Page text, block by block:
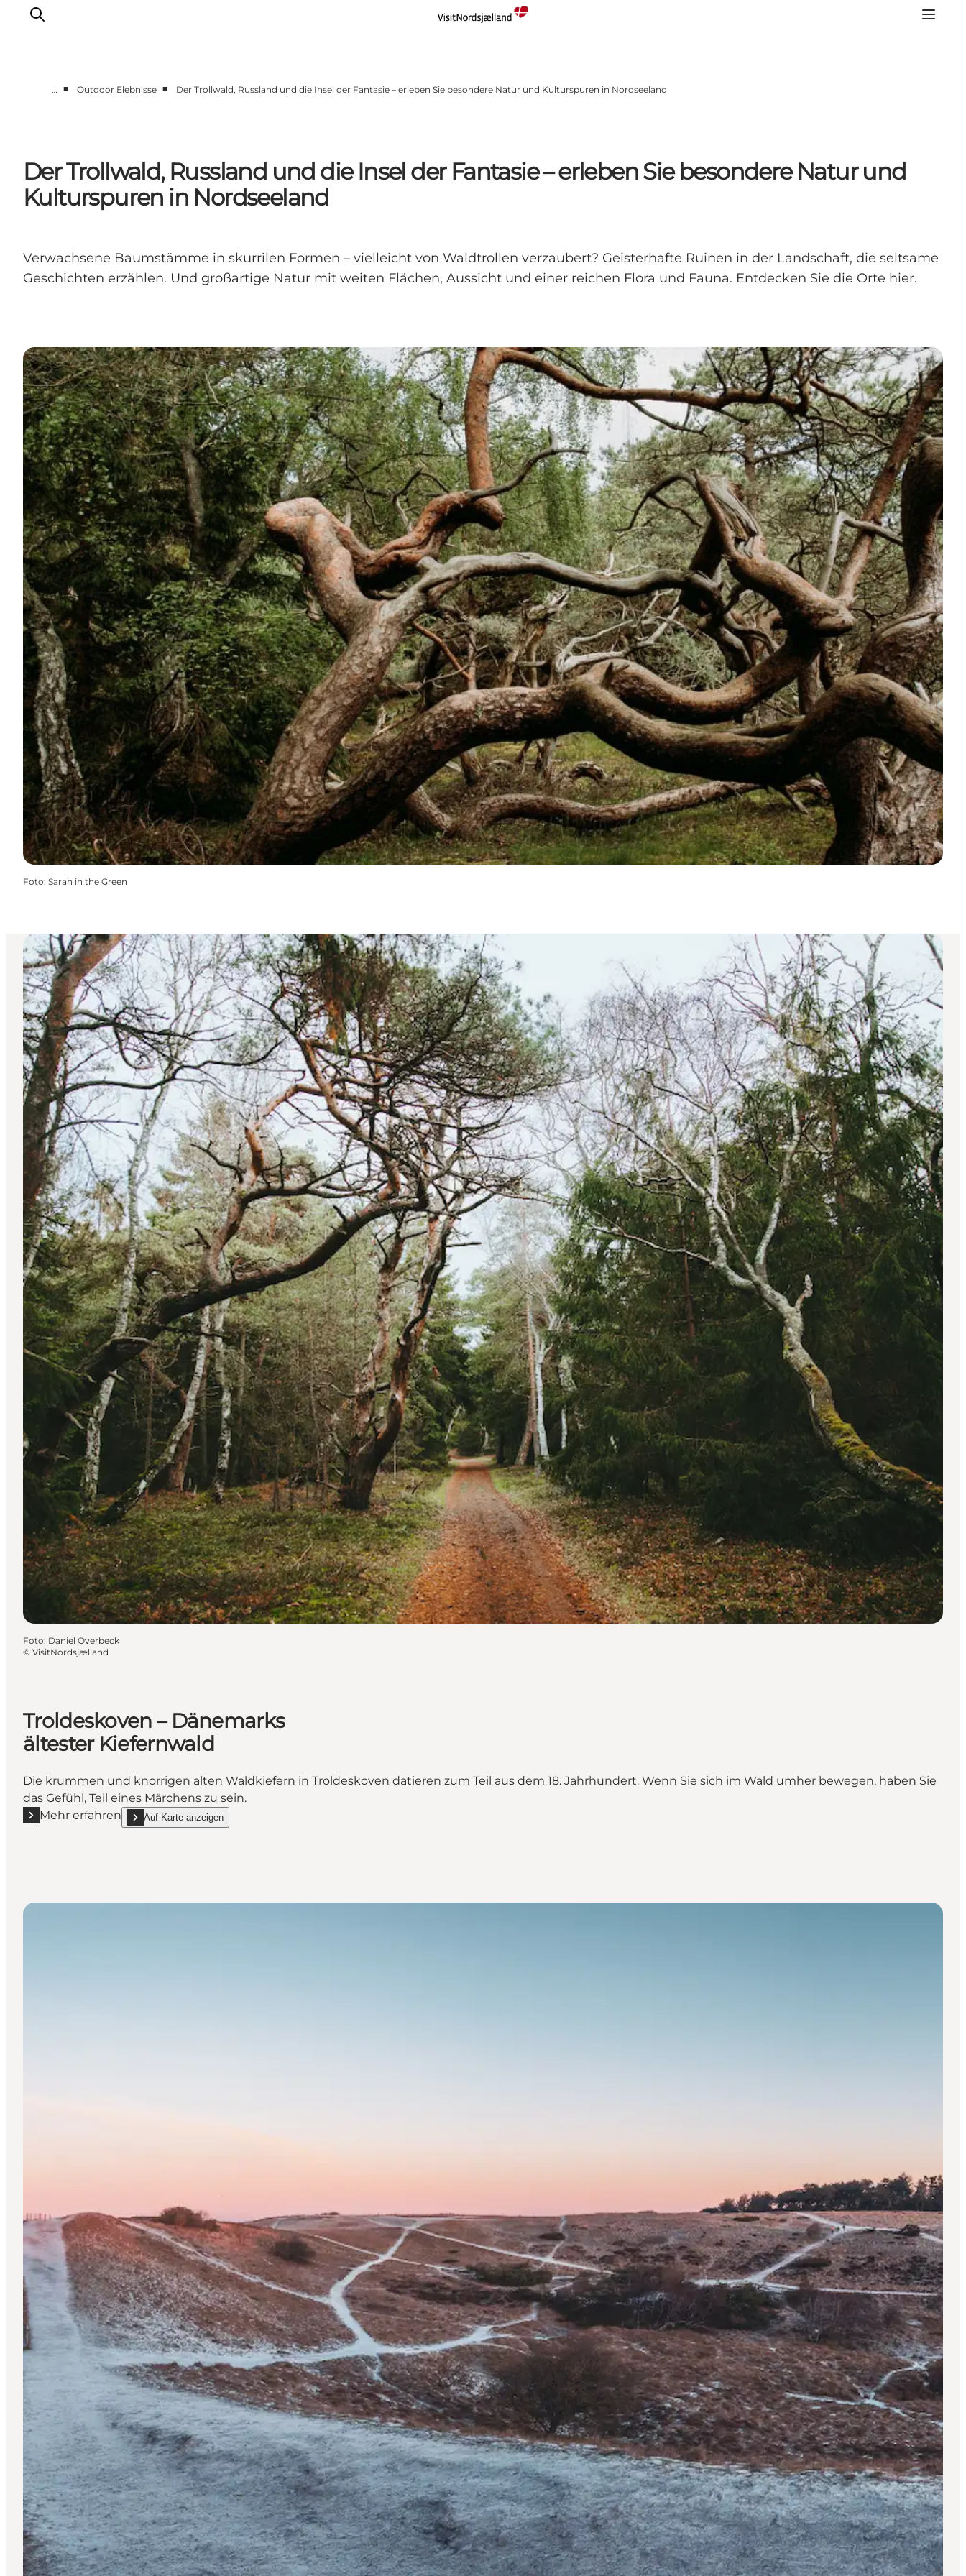
Geschmack
Unterkünfte
Städte
… ■ Outdoor Elebnisse ■ Der Trollwald, Russland und die Insel der Fantasie – erleben Sie besondere Natur und Kulturspuren in Nordseeland
Der Trollwald, Russland und die Insel der Fantasie – erleben Sie besondere Natur und
Kulturspuren in Nordseeland
Verwachsene Baumstämme in skurrilen Formen – vielleicht von Waldtrollen verzaubert? Geisterhafte Ruinen in der Landschaft, die seltsame
Geschichten erzählen. Und großartige Natur mit weiten Flächen, Aussicht und einer reichen Flora und Fauna. Entdecken Sie die Orte hier.
Foto: Sarah in the Green
Foto: Daniel Overbeck
© VisitNordsjælland
Troldeskoven – Dänemarks
ältester Kiefernwald
Die krummen und knorrigen alten Waldkiefern in Troldeskoven datieren zum Teil aus dem 18. Jahrhundert. Wenn Sie sich im Wald umher bewegen, haben Sie
das Gefühl, Teil eines Märchens zu sein.
Mehr erfahren
Mehr erfahren "Troldeskoven – Dänemarks ältester Kiefernwald"
Auf Karte anzeigen
show Troldeskoven – Dänemarks ältester Kiefernwald on_map